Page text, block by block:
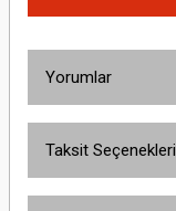
Yorumlar
Taksit Seçenekleri